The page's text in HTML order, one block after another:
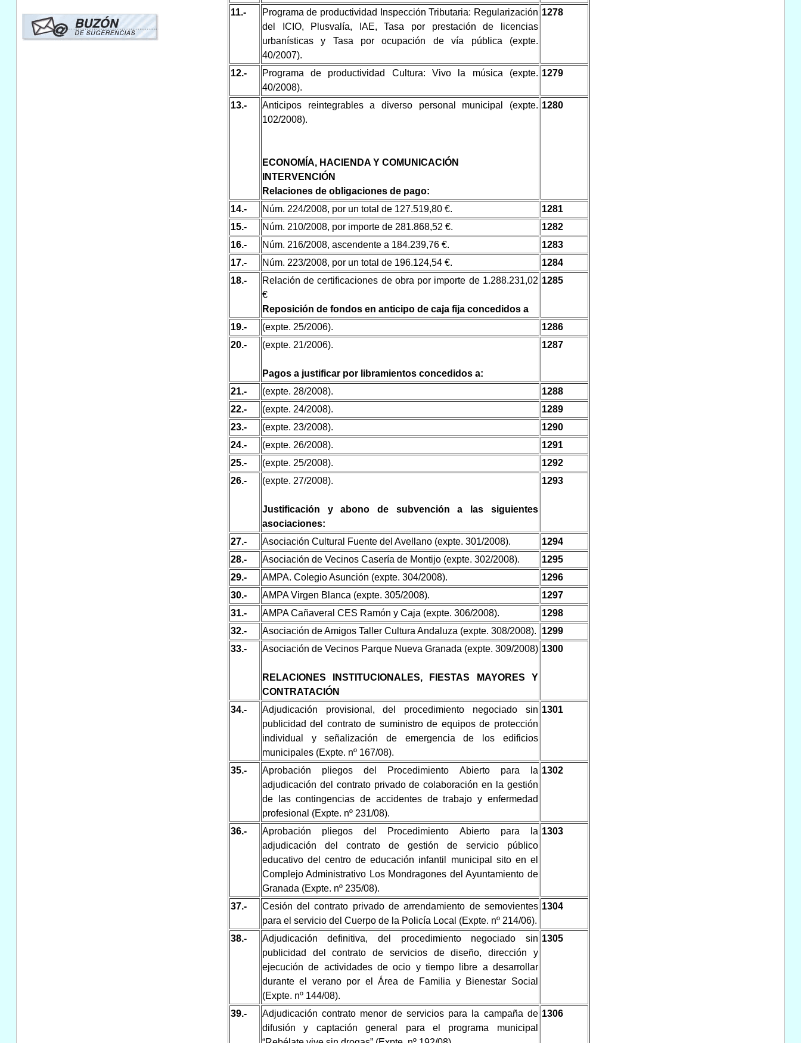
11.-
Programa de productividad Inspección Tributaria: Regularización
del ICIO, Plusvalía, IAE, Tasa por prestación de licencias
urbanísticas y Tasa por ocupación de vía pública (expte.
40/2007).
1278
12.-
Programa de productividad Cultura: Vivo la música (expte.
40/2008).
1279
13.-
Anticipos reintegrables a diverso personal municipal (expte.
102/2008).
ECONOMÍA, HACIENDA Y COMUNICACIÓN
INTERVENCIÓN
Relaciones de obligaciones de pago:
1280
14.- Núm. 224/2008, por un total de 127.519,80 €.
1281
15.-
Núm. 210/2008, por importe de 281.868,52 €.
1282
16.-
Núm. 216/2008, ascendente a 184.239,76 €.
1283
17.-
Núm. 223/2008, por un total de 196.124,54 €.
1284
18.-
Relación de certificaciones de obra por importe de 1.288.231,02
€
Reposición de fondos en anticipo de caja fija concedidos a
1285
19.- (expte. 25/2006).
1286
20.-
(expte. 21/2006).
Pagos a justificar por libramientos concedidos a:
1287
21.- (expte. 28/2008).
1288
22.-
(expte. 24/2008).
1289
23.-
(expte. 23/2008).
1290
24.-
(expte. 26/2008).
1291
25.-
(expte. 25/2008).
1292
26.-
(expte. 27/2008).
Justificación y abono de subvención a las siguientes
asociaciones:
1293
27.- Asociación Cultural Fuente del Avellano (expte. 301/2008).
1294
28.-
Asociación de Vecinos Casería de Montijo (expte. 302/2008).
1295
29.-
AMPA. Colegio Asunción (expte. 304/2008).
1296
30.-
AMPA Virgen Blanca (expte. 305/2008).
1297
31.-
AMPA Cañaveral CES Ramón y Caja (expte. 306/2008).
1298
32.-
Asociación de Amigos Taller Cultura Andaluza (expte. 308/2008).
1299
33.-
Asociación de Vecinos Parque Nueva Granada (expte. 309/2008)
RELACIONES INSTITUCIONALES, FIESTAS MAYORES Y
CONTRATACIÓN
1300
34.-
Adjudicación provisional, del procedimiento negociado sin
publicidad del contrato de suministro de equipos de protección
individual y señalización de emergencia de los edificios
municipales (Expte. nº 167/08).
1301
35.-
Aprobación pliegos del Procedimiento Abierto para la
adjudicación del contrato privado de colaboración en la gestión
de las contingencias de accidentes de trabajo y enfermedad
profesional (Expte. nº 231/08).
1302
36.-
Aprobación pliegos del Procedimiento Abierto para la
adjudicación del contrato de gestión de servicio público
educativo del centro de educación infantil municipal sito en el
Complejo Administrativo Los Mondragones del Ayuntamiento de
Granada (Expte. nº 235/08).
1303
37.-
Cesión del contrato privado de arrendamiento de semovientes
para el servicio del Cuerpo de la Policía Local (Expte. nº 214/06).
1304
38.-
Adjudicación definitiva, del procedimiento negociado sin
publicidad del contrato
de servicios de diseño, dirección y
ejecución de actividades de ocio y tiempo libre a desarrollar
durante el verano por el Área de Familia y Bienestar Social
(Expte. nº 144/08).
1305
39.-
Adjudicación contrato menor de servicios para la campaña de
difusión y captación general para el programa municipal
1306